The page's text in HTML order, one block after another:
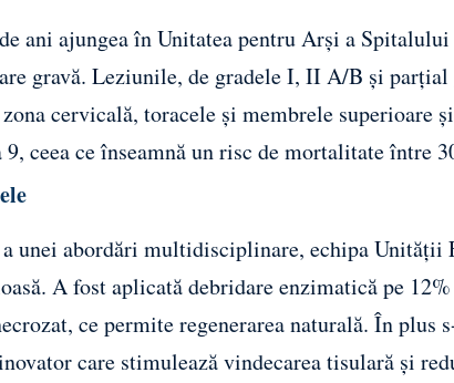
ani ajungea în Unitatea pentru Arși a
gravă. Leziunile, de gradele I, II A/B și
cervicală, toracele și membrele superioare
ceea ce înseamnă un risc de mortalitate între
unei abordări multidisciplinare, echipa Unității
A fost aplicată debridare enzimatică pe
ce permite regenerarea naturală. În plus
care stimulează vindecarea tisulară și